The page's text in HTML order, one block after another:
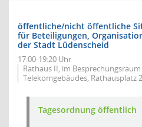
öffentliche/nicht öffentliche
für Beteiligungen,
der Stadt Lüdenscheid
17:00-19:20 Uhr
Rathaus II, im Besprechungsraum
Telekomgebäudes, Rathausplatz
Tagesordnung öffentlich